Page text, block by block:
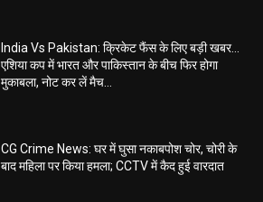
India Vs Pakistan: क्रिकेट फैंस के लिए बड़ी खबर…
एशिया कप में भारत और पाकिस्तान के बीच फिर होगा
मुकाबला, नोट कर लें मैच...
CG Crime News: घर में घुसा नकाबपोश चोर, चोरी के
बाद महिला पर किया हमला; CCTV में कैद हुई वारदात